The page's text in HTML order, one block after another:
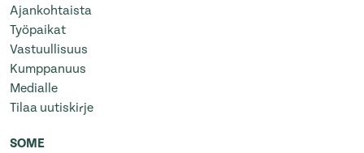
Ajankohtaista
Työpaikat
Vastuullisuus
Kumppanuus
Medialle
Tilaa uutiskirje
SOME